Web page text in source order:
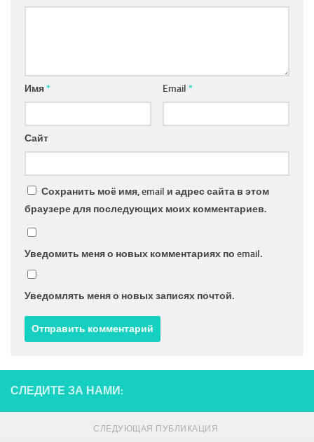
Имя* Email *
Сайт
Сохранить моё имя, email и адрес сайта в этом
браузере для последующих моих комментариев.
Уведомить меня о новых комментариях по email.
Уведомлять меня о новых записях почтой.
СЛЕДИТЕ ЗА НАМИ:
СЛЕДУЮЩАЯ ПУБЛИКАЦИЯ